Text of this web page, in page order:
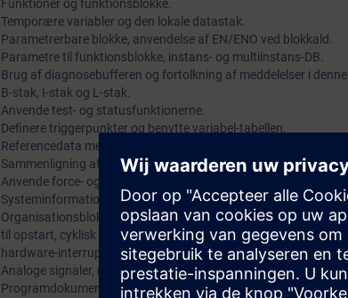
Funktioner og funktionsblokke.
Temporære variabler og den lokale datastak.
Parametrerbare blokke, anvendelse af EN/ENO ved blokkald.
Parametre til funktionsblokke, instans- og multiinstans-DB.
Brug af diagnosebufferen og fortolkning af meddelelser i denne.
B-stak, I-stak og L-stak.
Anvende test- og statusfunktionerne.
Definere triggerpunkter og benytte variabel-tabellen.
Referencedata med krydsreference- og belægningstabeller.
Sammenligning af blokke.
Anvende force- og single-step (break-points).
Systeminformation.
Organisationsblokke, OB.er, herunder organisationsblokke
til opstart, cyklisk interrupt, time-of-day-interrupt,
hardware-interrupt, time-delay-interrupt og diagnoseinterrupt.
Analoge signaler, måleområder, moduler, skalering m.v.
Programdokumentation, arkivering og EPROM.